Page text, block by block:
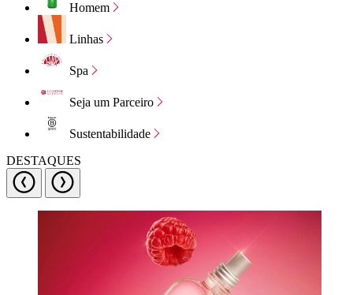
Homem
Linhas
Spa
Seja um Parceiro
Sustentabilidade
DESTAQUES